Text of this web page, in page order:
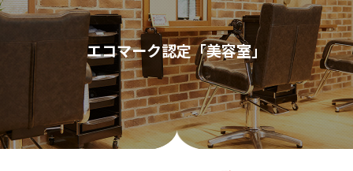
エコマーク認定「美容室」